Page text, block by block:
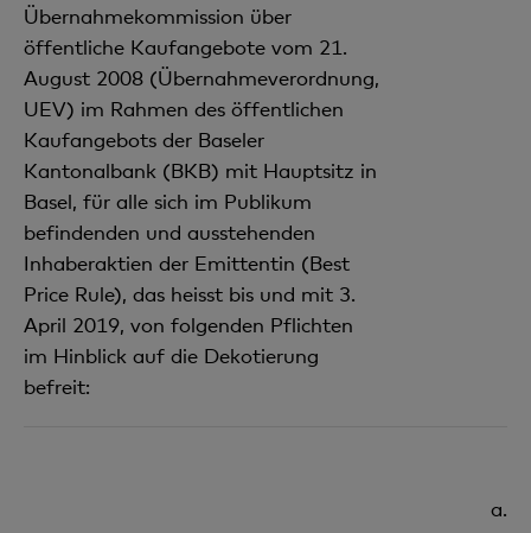
Übernahmekommission über
öffentliche Kaufangebote vom 21.
August 2008 (Übernahmeverordnung,
UEV) im Rahmen des öffentlichen
Kaufangebots der Baseler
Kantonalbank (BKB) mit Hauptsitz in
Basel, für alle sich im Publikum
befindenden und ausstehenden
Inhaberaktien der Emittentin (Best
Price Rule), das heisst bis und mit 3.
April 2019, von folgenden Pflichten
im Hinblick auf die Dekotierung
befreit:
a.